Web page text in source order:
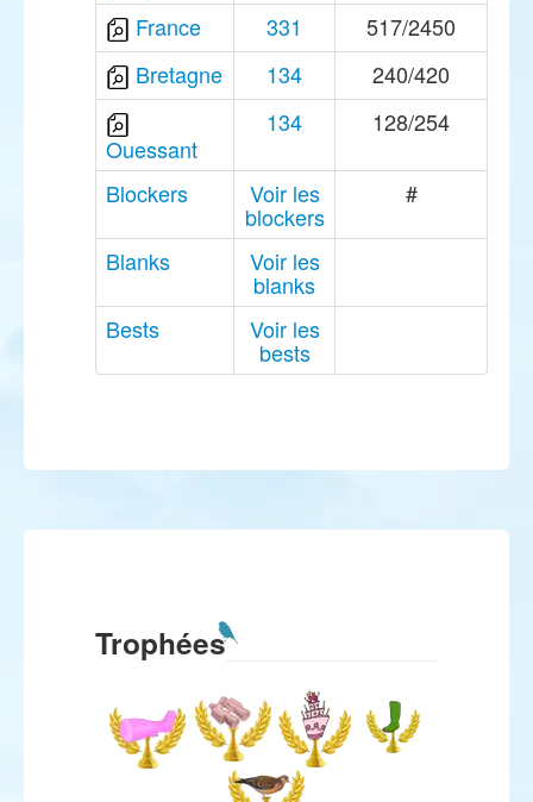
France 331
517/2450
Bretagne
134 240/420
Ouessant
134 128/254
Blockers Voir les
blockers
#
Blanks Voir les
blanks
Bests
Voir les
bests
Trophées